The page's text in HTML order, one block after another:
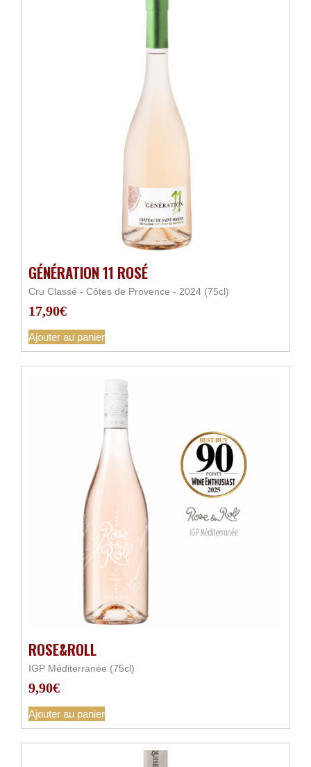
GÉNÉRATION 11 ROSÉ
Cru Classé - Côtes de Provence - 2024 (75cl)
17,90€
Ajouter au panier
ROSE&ROLL
IGP Méditerranée (75cl)
9,90€
Ajouter au panier